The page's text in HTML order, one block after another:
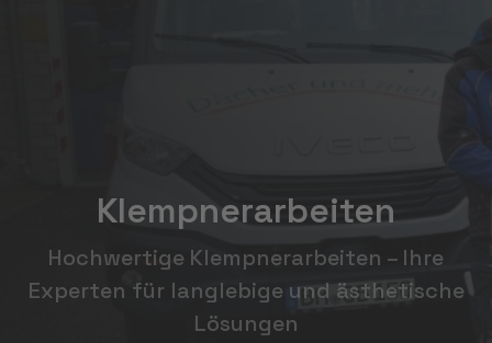
Klempnerarbeiten
Hochwertige Klempnerarbeiten – Ihre
Experten für langlebige und ästhetische
Lösungen